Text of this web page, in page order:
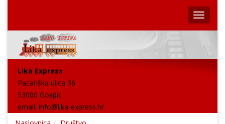
Lika Express
Pazariška ulica 36
53000 Gospić
email: info@lika-express.hr